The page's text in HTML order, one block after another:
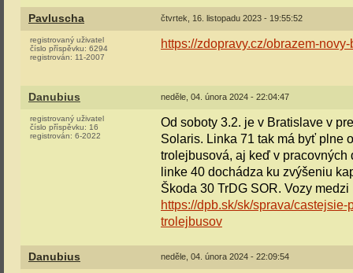
Pavluscha čtvrtek, 16. listopadu 2023 - 19:55:52
registrovaný uživatel
číslo příspěvku: 6294
registrován: 11-2007
https://zdopravy.cz/obrazem-
Danubius neděle, 04. února 2024 - 22:04:47
registrovaný uživatel
číslo příspěvku: 16
registrován: 6-2022
Od soboty 3.2. je v Bratislave v
Solaris. Linka 71 tak má byť plne
trolejbusová, aj keď v
linke 40 dochádza ku zvýšeniu
Škoda 30 TrDG SOR. Vozy
https://dpb.sk/sk/sprava/
trolejbusov
Danubius neděle, 04. února 2024 - 22:09:54